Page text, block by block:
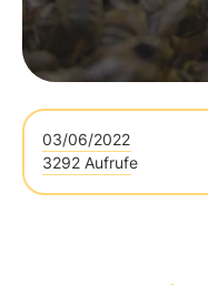
03/06/2022
3292 Aufrufe